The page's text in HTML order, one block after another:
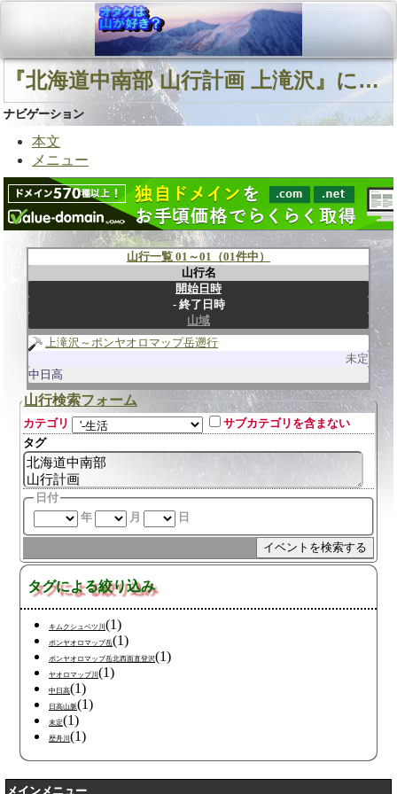
『北海道中南部 山行計画 上滝沢』に関連する山行
ナビゲーション
本文
メニュー
山行一覧 01～01（01件中）
山行名
開始日時
終了日時
山域
上滝沢～ポンヤオロマップ岳遡行
未定
中日高
山行検索フォーム
カテゴリ
サブカテゴリを含まない
タグ
日付
年
月 日
タグによる絞り込み
キムクシュベツ川 (1)
ポンヤオロマップ岳(1)
ポンヤオロマップ岳北西面直登沢(1)
ヤオロマップ川 (1)
中日高(1)
日高山脈(1)
未定(1)
歴舟川 (1)
メインメニュー